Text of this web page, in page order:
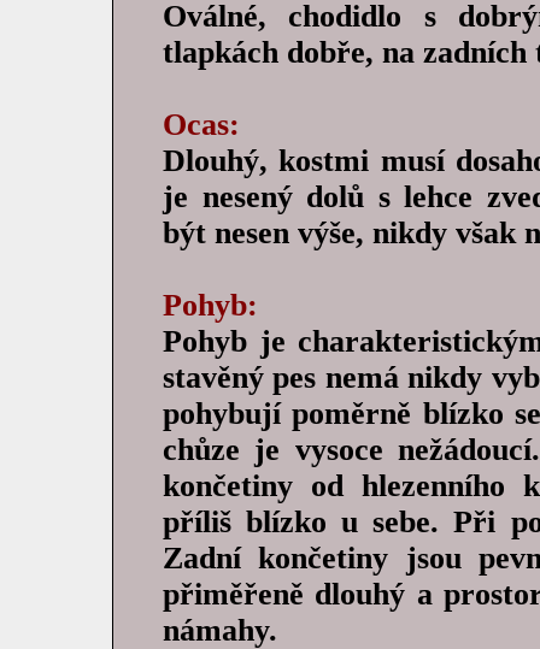
Oválné, chodidlo s
tlapkách dobře, na
Ocas:
Dlouhý, kostmi musí
je nesený dolů s lehce
být nesen výše, nikdy však
Pohyb:
Pohyb je
stavěný pes nemá nikdy
pohybují poměrně blízko
chůze je vysoce
končetiny od hlezenního
příliš blízko u sebe. Při
Zadní končetiny jsou
přiměřeně dlouhý a
námahy.